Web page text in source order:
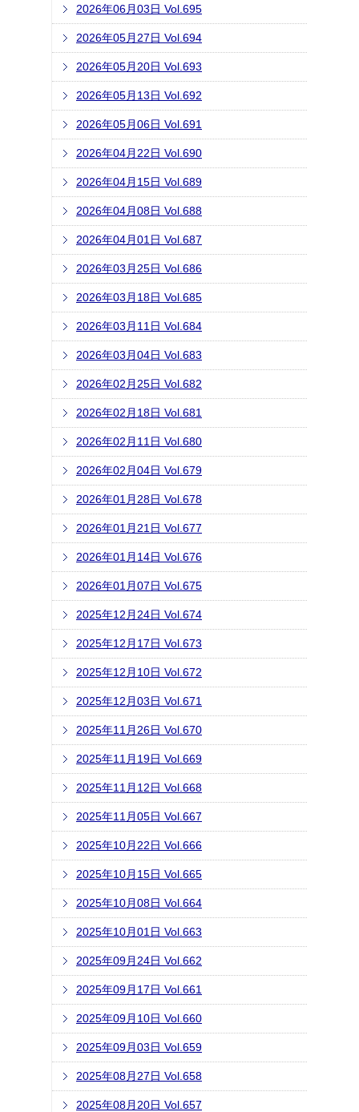
2026年06月03日 Vol.695
2026年05月27日 Vol.694
2026年05月20日 Vol.693
2026年05月13日 Vol.692
2026年05月06日 Vol.691
2026年04月22日 Vol.690
2026年04月15日 Vol.689
2026年04月08日 Vol.688
2026年04月01日 Vol.687
2026年03月25日 Vol.686
2026年03月18日 Vol.685
2026年03月11日 Vol.684
2026年03月04日 Vol.683
2026年02月25日 Vol.682
2026年02月18日 Vol.681
2026年02月11日 Vol.680
2026年02月04日 Vol.679
2026年01月28日 Vol.678
2026年01月21日 Vol.677
2026年01月14日 Vol.676
2026年01月07日 Vol.675
2025年12月24日 Vol.674
2025年12月17日 Vol.673
2025年12月10日 Vol.672
2025年12月03日 Vol.671
2025年11月26日 Vol.670
2025年11月19日 Vol.669
2025年11月12日 Vol.668
2025年11月05日 Vol.667
2025年10月22日 Vol.666
2025年10月15日 Vol.665
2025年10月08日 Vol.664
2025年10月01日 Vol.663
2025年09月24日 Vol.662
2025年09月17日 Vol.661
2025年09月10日 Vol.660
2025年09月03日 Vol.659
2025年08月27日 Vol.658
2025年08月20日 Vol.657